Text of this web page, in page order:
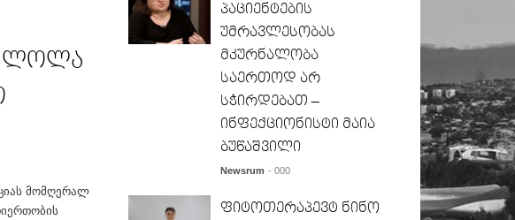
ლოლა
მომღერალ
პაციენტების
უმრავლესობას
მკურნალობა
საერთოდ არ
სჭირდებათ –
ინფექციონისტი მაია
ბუწაშვილი
Newsrum - 000
ფიტოთერაპევტ ნინო